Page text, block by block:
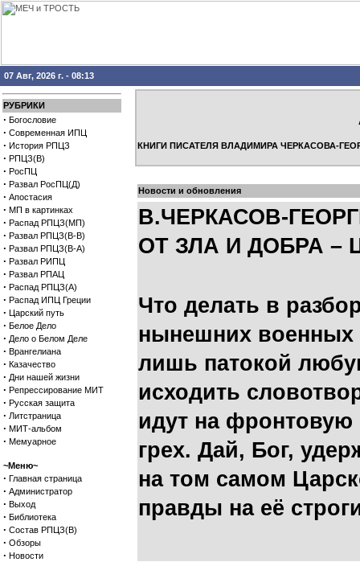
07 Авг, 2026 г. - 08:13
РУБРИКИ
· Богословие
· Современная ИПЦ
· История РПЦЗ
· РПЦЗ(В)
· РосПЦ
· Развал РосПЦ(Д)
· Апостасия
· МП в картинках
· Распад РПЦЗ(МП)
· Развал РПЦЗ(В-В)
· Развал РПЦЗ(В-А)
· Развал РИПЦ
· Развал РПАЦ
· Распад РПЦЗ(А)
· Распад ИПЦ Греции
· Царский путь
· Белое Дело
· Дело о Белом Деле
· Врангелиана
· Казачество
· Дни нашей жизни
· Репрессирование МИТ
· Русская защита
· Литстраница
· МИТ-альбом
· Мемуарное
~Меню~
· Главная страница
· Администратор
· Выход
· Библиотека
· Состав РПЦЗ(В)
· Обзоры
· Новости
КНИГИ ПИСАТЕЛЯ ВЛАДИМИРА ЧЕРКАСОВА-
Новости и обновления
В.ЧЕРКАСОВ-
ОТ ЗЛА И ДОБРА –
Что делать в
нынешних военных
лишь патокой
исходить
идут на
грех. Дай, Бог,
на том самом
правды на её